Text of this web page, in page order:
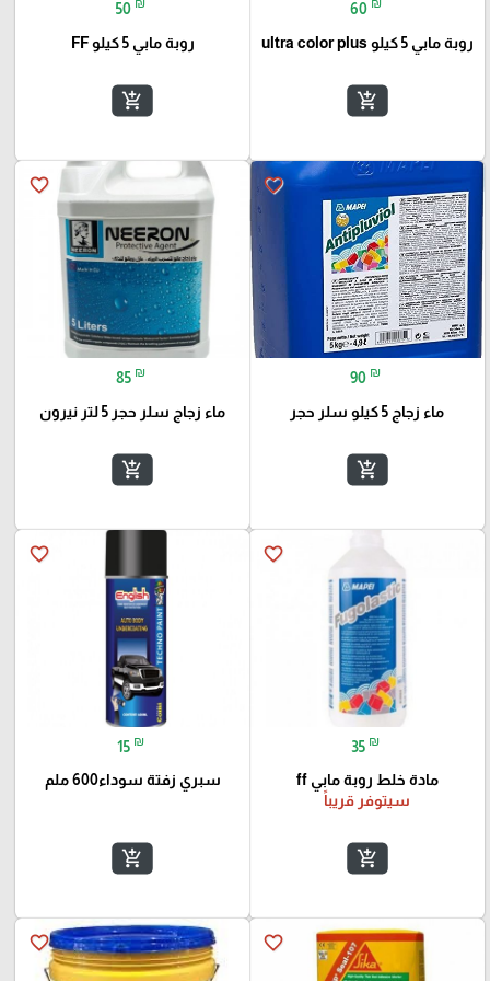
60 ₪
روبة مابي 5 كيلو ultra color plus
add_shopping_cart
50 ₪
روبة مابي 5 كيلو FF
add_shopping_cart
favorite_border
90 ₪
ماء زجاج 5 كيلو سلر حجر
add_shopping_cart
favorite_border
85 ₪
ماء زجاج سلر حجر 5 لتر نيرون
add_shopping_cart
favorite_border
35 ₪
مادة خلط روبة مابي ff
سيتوفر قريباً
add_shopping_cart
favorite_border
15 ₪
سبري زفتة سوداء600 ملم
add_shopping_cart
favorite_border
favorite_border